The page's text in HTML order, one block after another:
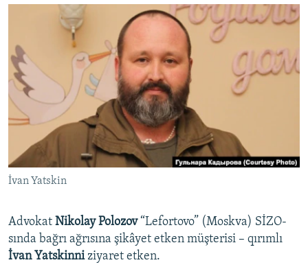
BLOGLAR
FİKİR
Русский
Українською
QOŞULIÑIZ!
RFE/RS bütün saytları
İvan Yatskin
Advokat Nikolay Polozov“Lefortovo” (Moskva) SİZO-
sında bağrı ağrısına şikâyet etken müşterisi – qırımlı
İvan Yatskinniziyaret etken.